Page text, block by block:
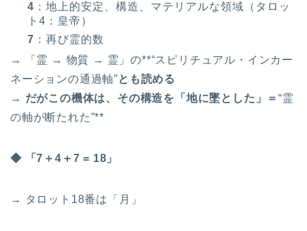
4 ：地上的安定、構造、マテリアルな領域（タロッ
ト4：皇帝）
7 ：再び霊的数
→ 「霊 → 物質 → 霊」の**“スピリチュアル・インカー
ネーションの通過軸”とも読める
→ だがこの機体は、その構造を「地に墜とした」＝“霊
の軸が断たれた”**
◆ 「7＋4＋7 = 18」
→ タロット18番は「月」